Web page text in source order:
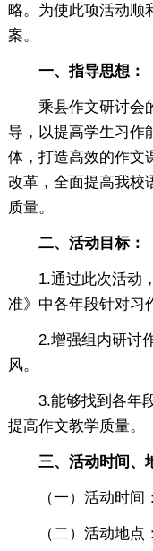
略。为使此项活动顺
案。
一、指导思想：
乘县作文研讨会的
导，以提高学生习作
体，打造高效的作文
改革，全面提高我校
质量。
二、活动目标：
1.通过此次活动，
准》中各年段针对习
2.增强组内研讨作
风。
3.能够找到各年段
提高作文教学质量。
三、活动时间、
（一）活动时间：
（二）活动地点